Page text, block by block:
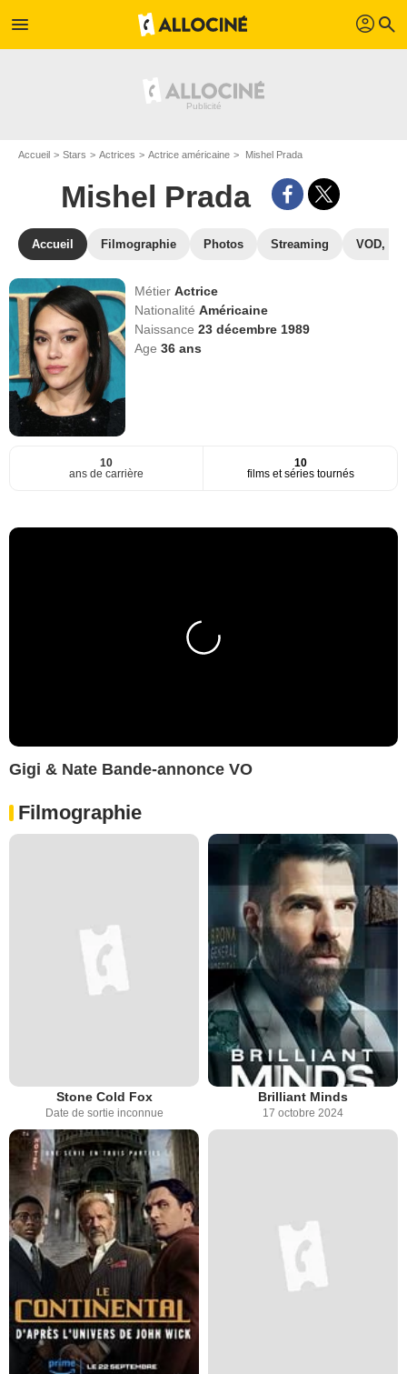
menu profil search
Accueil Stars Actrices Actrice américaine Mishel Prada
Mishel Prada
Accueil Filmographie Photos Streaming VOD,
MétierActrice
NationalitéAméricaine
Naissance23 décembre 1989
Age36 ans
10
ans de carrière
10
films et séries tournés
Gigi & Nate Bande-annonce VO
Filmographie
Stone Cold Fox
Date de sortie inconnue
Brilliant Minds
17 octobre 2024